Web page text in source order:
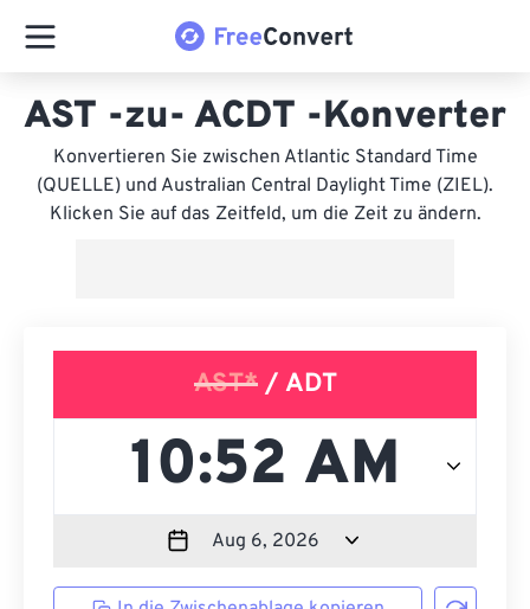
AST -zu- ACDT -Konverter
Konvertieren Sie zwischen Atlantic Standard Time
(QUELLE) und Australian Central Daylight Time (ZIEL).
Klicken Sie auf das Zeitfeld, um die Zeit zu ändern.
AST*/ ADT